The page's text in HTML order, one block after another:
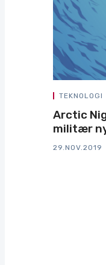
TEKNOLOGI
Arctic
militær
29.NOV.2019